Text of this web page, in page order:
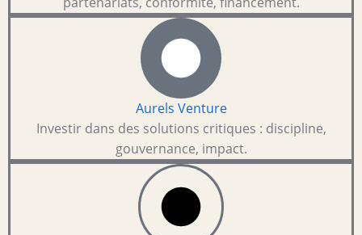
Aurels Venture
Investir dans des solutions critiques : discipline,
gouvernance, impact.